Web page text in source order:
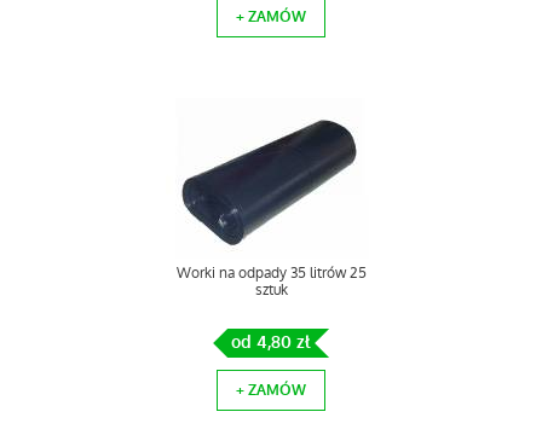
+ ZAMÓW
Worki na odpady 35 litrów 25
sztuk
od 4,80 zł
+ ZAMÓW